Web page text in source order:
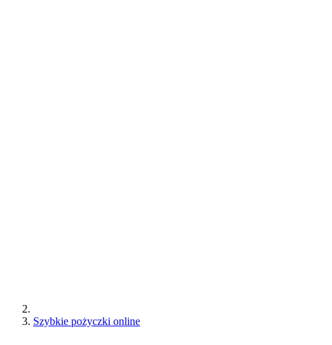
Szybkie pożyczki online